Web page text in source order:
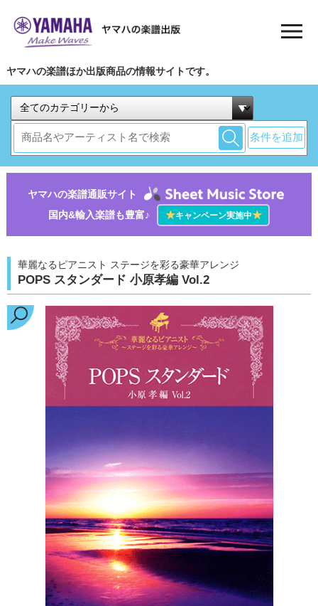
ヤマハの楽譜ほか出版商品の情報サイトです。
条件を追加
ヤマハの楽譜通販サイト
国内&輸入楽譜も豊富♪
★キャンペーン実施中★
華麗なるピアニスト ステージを彩る豪華アレンジ
POPS スタンダード 小原孝編 Vol.2